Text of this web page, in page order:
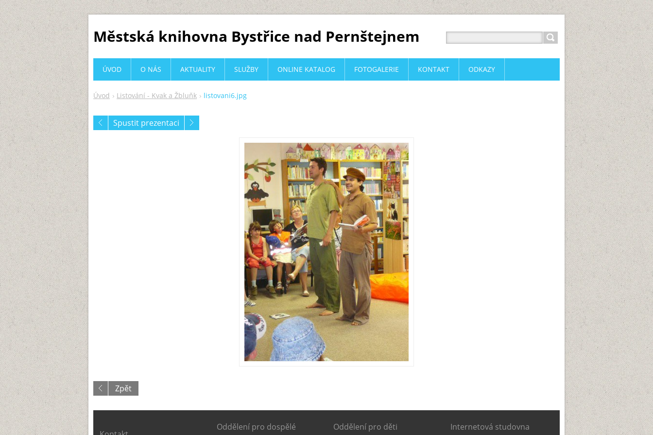
Městská knihovna Bystřice nad Pernštejnem
Úvod Listování - Kvak a Žbluňk listovani6.jpg
Spustit prezentaci
Zpět
ÚVOD O NÁS AKTUALITY SLUŽBY ONLINE KATALOG FOTOGALERIE KONTAKT ODKAZY
Oddělení pro dospělé Oddělení pro děti Internetová studovna